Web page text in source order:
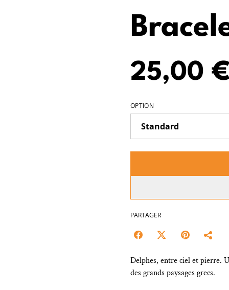
25,00 €
OPTION
PARTAGER
Delphes, entre ciel et pierre.
des grands paysages grecs.